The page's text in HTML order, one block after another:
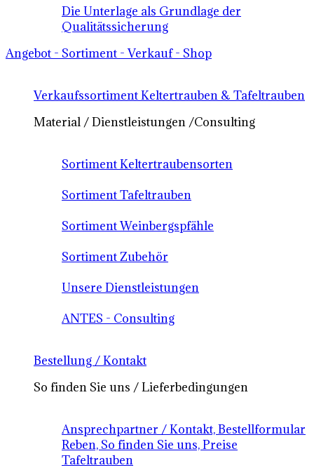
Die Unterlage als Grundlage der
Qualitätssicherung
Angebot - Sortiment - Verkauf - Shop
Verkaufssortiment Keltertrauben & Tafeltrauben
Material / Dienstleistungen /Consulting
Sortiment Keltertraubensorten
Sortiment Tafeltrauben
Sortiment Weinbergspfähle
Sortiment Zubehör
Unsere Dienstleistungen
ANTES - Consulting
Bestellung / Kontakt
So finden Sie uns / Lieferbedingungen
Ansprechpartner / Kontakt, Bestellformular
Reben, So finden Sie uns, Preise
Tafeltrauben